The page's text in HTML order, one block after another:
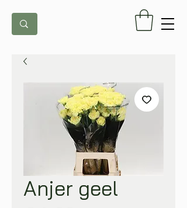
Anjer geel